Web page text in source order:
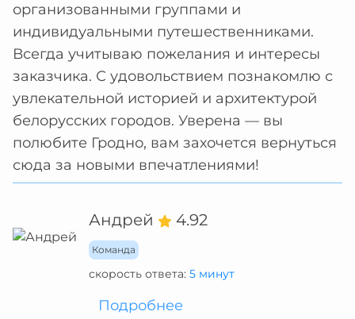
организованными группами и
индивидуальными путешественниками.
Всегда учитываю пожелания и интересы
заказчика. С удовольствием познакомлю с
увлекательной историей и архитектурой
белорусских городов. Уверена — вы
полюбите Гродно, вам захочется вернуться
сюда за новыми впечатлениями!
Андрей 4.92
Команда
скорость ответа: 5 минут
Подробнее